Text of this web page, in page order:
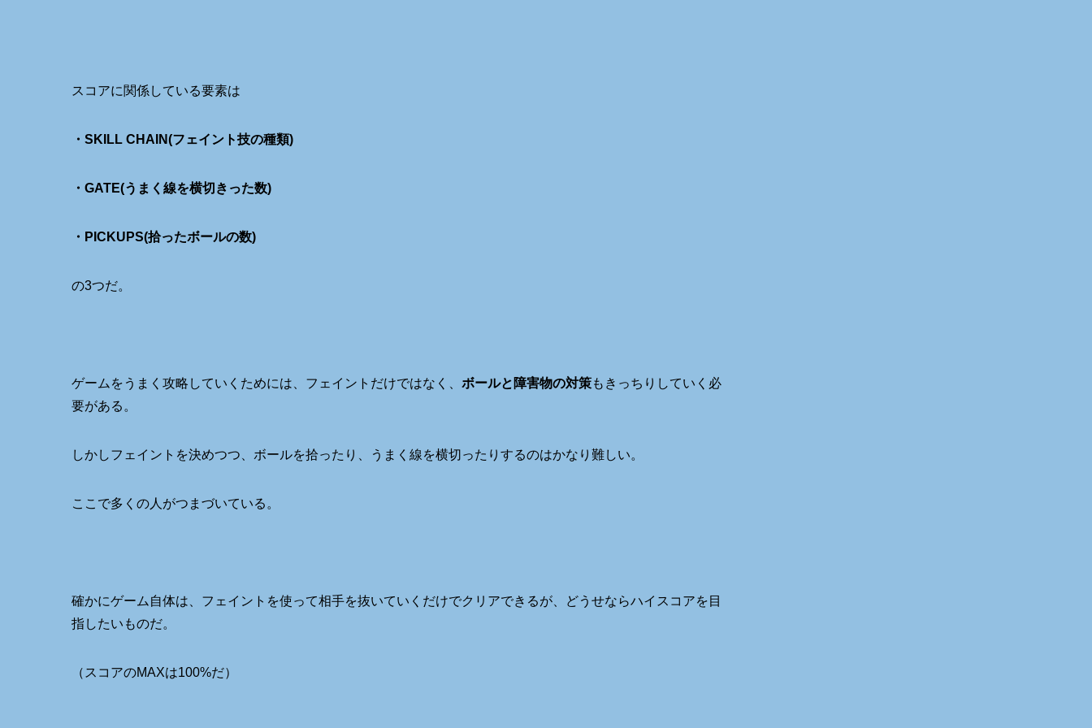
スコアに関係している要素は
・SKILL CHAIN(フェイント技の種類)
・GATE(うまく線を横切きった数)
・PICKUPS(拾ったボールの数)
の3つだ。
ゲームをうまく攻略していくためには、フェイントだけではなく、 ボールと障害物の対策もきっちりしていく必
要がある。
しかしフェイントを決めつつ、ボールを拾ったり、うまく線を横切ったりするのはかなり難しい。
ここで多くの人がつまづいている。
確かにゲーム自体は、フェイントを使って相手を抜いていくだけでクリアできるが、どうせならハイスコアを目
指したいものだ。
（スコアのMAXは100%だ）